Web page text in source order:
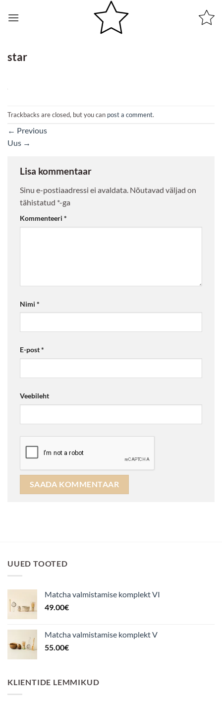
star
Trackbacks are closed, but you can post a comment.
← Previous
Uus →
Lisa kommentaar
Sinu e-postiaadressi ei avaldata. Nõutavad väljad on
tähistatud *-ga
Kommenteeri *
Nimi *
E-post*
Veebileht
UUED TOOTED
Matcha valmistamise komplekt VI
49.00€
Matcha valmistamise komplekt V
55.00€
KLIENTIDE LEMMIKUD